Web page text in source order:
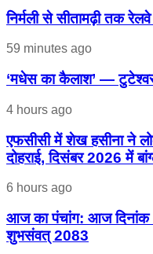
निर्मली से सीतामढ़ी तक
59 minutes ago
‘मधेस का कैलाश’ —
4 hours ago
एफसीसी में शेख हसीना ने
दोहराई, दिसंबर 2026 में
6 hours ago
आज का पंचांग: आज दिनांक
शुभसंवत् 2083